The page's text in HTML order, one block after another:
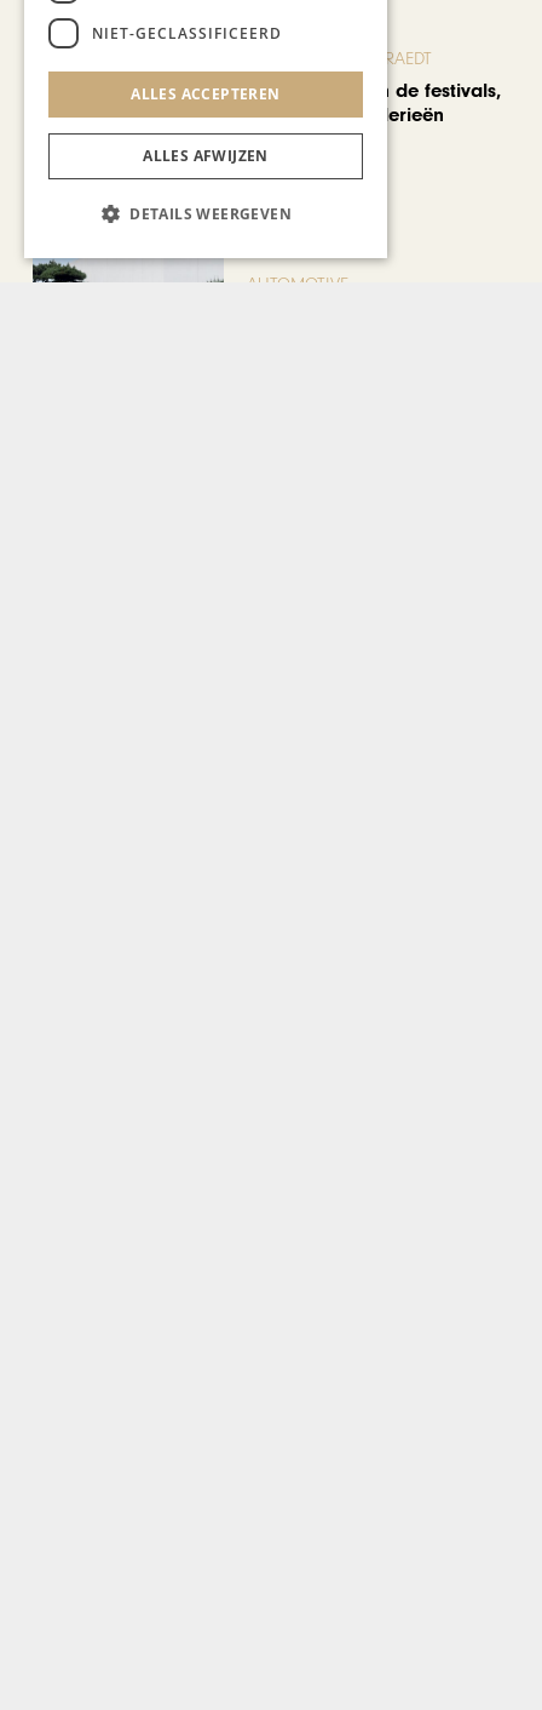
BLOG JO CORTENRAEDT
We verzuipen in de festivals,
feesten en braderieën
AUTOMOTIVE
NIET-GECLASSIFICEERD
ALLES ACCEPTEREN
ALLES AFWIJZEN
DETAILS WEERGEVEN